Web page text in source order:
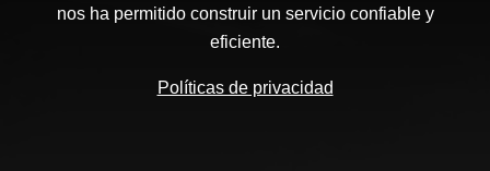
nos ha permitido construir un servicio confiable y
eficiente.
Políticas de privacidad